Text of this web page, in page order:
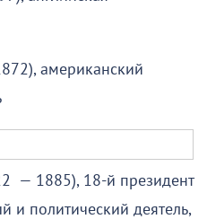
американский
— 1885), 18-й президент
политический деятель,